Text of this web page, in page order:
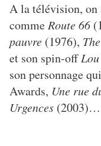
A la télévision, on
comme Route 66
pauvre (1976),
et son spin-off
son personnage
Awards, Une rue
Urgences (2003)…